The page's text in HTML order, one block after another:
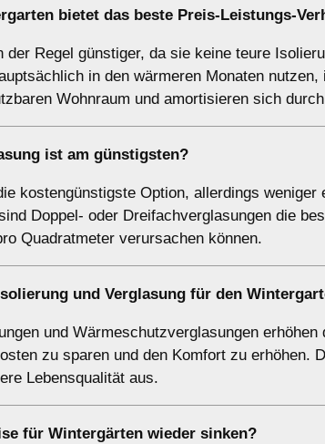
bietet das beste Preis-Leistungs-
der Regel günstiger, da sie keine teure
in den wärmeren Monaten
Wohnraum und amortisieren sich
ist am günstigsten?
kostengünstigste Option, allerdings
Doppel- oder Dreifachverglasungen die
Quadratmeter verursachen können.
und Verglasung für den
und Wärmeschutzverglasungen
zu sparen und den Komfort zu erhöhen.
Lebensqualität aus.
für Wintergärten wieder sinken?